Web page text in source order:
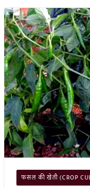
फसल की खेती (CROP